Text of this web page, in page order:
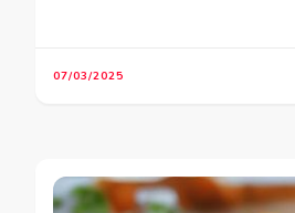
07/03/2025